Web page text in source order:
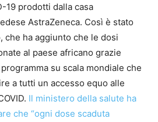
19 prodotti dalla casa
AstraZeneca. Così è stato
che ha aggiunto che le dosi
al paese africano grazie
su scala mondiale che
a tutti un accesso equo alle
Il ministero della salute ha
che “ogni dose scaduta